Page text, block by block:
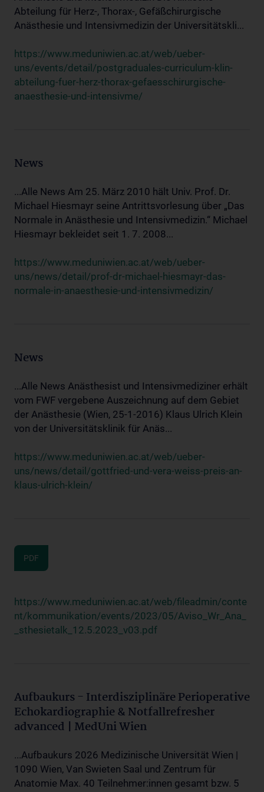
Abteilung für Herz-, Thorax-, Gefäßchirurgische
Anästhesie und Intensivmedizin der Universitätskli...
https://www.meduniwien.ac.at/web/ueber-
uns/events/detail/postgraduales-curriculum-klin-
abteilung-fuer-herz-thorax-gefaesschirurgische-
anaesthesie-und-intensivme/
News
...Alle News Am 25. März 2010 hält Univ. Prof. Dr.
Michael Hiesmayr seine Antrittsvorlesung über „Das
Normale in Anästhesie und Intensivmedizin.“ Michael
Hiesmayr bekleidet seit 1. 7. 2008...
https://www.meduniwien.ac.at/web/ueber-
uns/news/detail/prof-dr-michael-hiesmayr-das-
normale-in-anaesthesie-und-intensivmedizin/
News
...Alle News Anästhesist und Intensivmediziner erhält
vom FWF vergebene Auszeichnung auf dem Gebiet
der Anästhesie (Wien, 25-1-2016) Klaus Ulrich Klein
von der Universitätsklinik für Anäs...
https://www.meduniwien.ac.at/web/ueber-
uns/news/detail/gottfried-und-vera-weiss-preis-an-
klaus-ulrich-klein/
PDF
https://www.meduniwien.ac.at/web/fileadmin/conte
nt/kommunikation/events/2023/05/Aviso_Wr_Ana_
_sthesietalk_12.5.2023_v03.pdf
Aufbaukurs - Interdisziplinäre Perioperative
Echokardiographie & Notfallrefresher
advanced | MedUni Wien
...Aufbaukurs 2026 Medizinische Universität Wien |
1090 Wien, Van Swieten Saal und Zentrum für
Anatomie Max. 40 Teilnehmer:innen gesamt bzw. 5